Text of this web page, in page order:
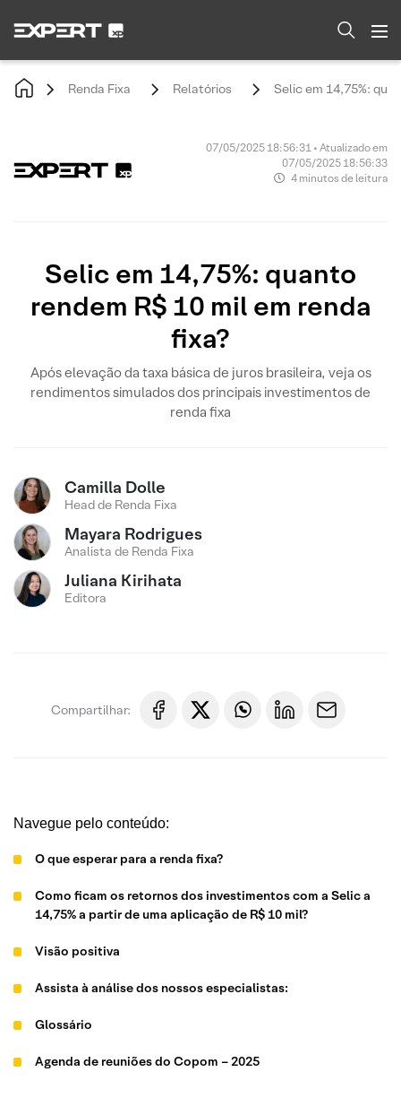
Renda Fixa Relatórios Selic em 14,75%:
07/05/2025 18:56:31 • Atualizado em
07/05/2025 18:56:33
4 minutos de leitura
Selic em 14,75%: quanto
rendem R$ 10 mil em renda
fixa?
Após elevação da taxa básica de juros brasileira, veja os
rendimentos simulados dos principais investimentos de
renda fixa
Camilla Dolle
Head de Renda Fixa
Mayara Rodrigues
Analista de Renda Fixa
Juliana Kirihata
Editora
Compartilhar:
Navegue pelo conteúdo:
O que esperar para a renda fixa?
Como ficam os retornos dos investimentos com a Selic a
14,75% a partir de uma aplicação de R$ 10 mil?
Visão positiva
Assista à análise dos nossos especialistas:
Glossário
Agenda de reuniões do Copom – 2025